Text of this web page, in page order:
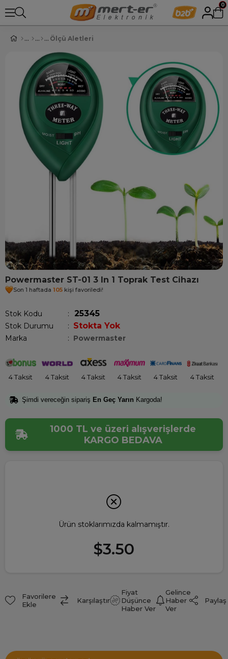
0
Ölçü Aletleri
Powermaster ST-01 3 In 1 Toprak Test Cihazı
Son 1 haftada 105 kişi favoriledi!
Stok Kodu 25345
Stok Durumu : Stokta Yok
Marka : Powermaster
4 Taksit 4 Taksit 4 Taksit 4 Taksit 4 Taksit 4 Taksit
Şimdi vereceğin sipariş En Geç Yarın Kargoda!
1000 TL ve üzeri alışverişlerde
KARGO BEDAVA
Ürün stoklarımızda kalmamıştır.
$3.50
Favorilere
Ekle
Karşılaştır
Fiyat
Düşünce
Haber Ver
Gelince
Haber
Ver
Paylaş